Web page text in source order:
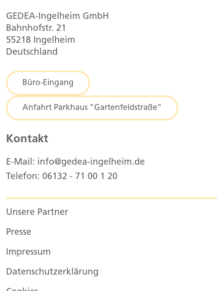
GEDEA-Ingelheim GmbH
Bahnhofstr. 21
55218 Ingelheim
Deutschland
Büro-Eingang
Anfahrt Parkhaus "Gartenfeldstraße"
Kontakt
E-Mail: info@gedea-ingelheim.de
Telefon: 06132 - 71 00 1 20
Unsere Partner
Presse
Impressum
Datenschutzerklärung